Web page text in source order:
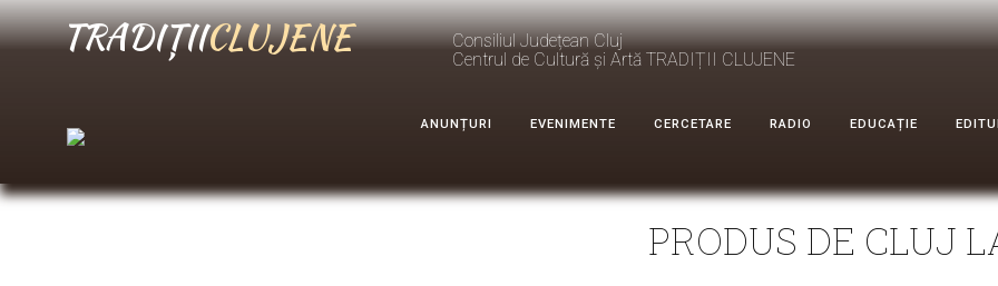
TRADIȚIICLUJENE
Consiliul Județean Cluj
Centrul de Cultură și Artă TRADIȚII CLUJENE
ANUNȚURI EVENIMENTE CERCETARE RADIO EDUCAȚIE
PRODUS DE CLUJ